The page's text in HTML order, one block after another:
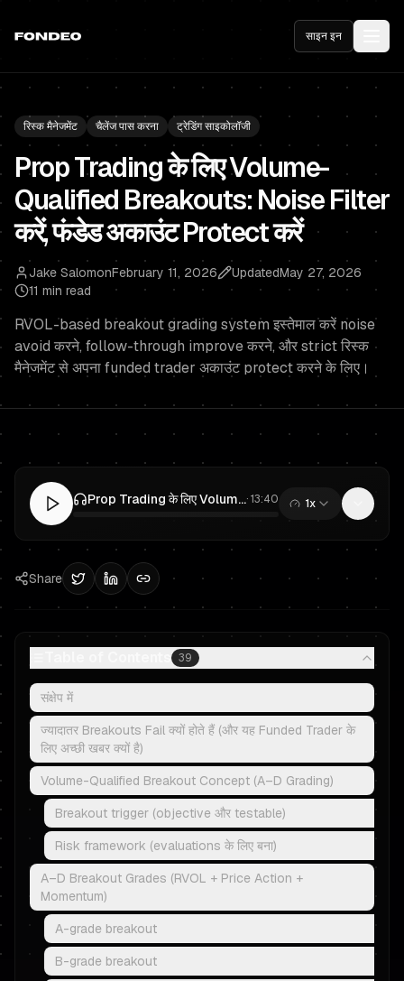
साइन इन
रिस्क मैनेजमेंट चैलेंज पास करना ट्रेडिंग साइकोलॉजी
Prop Trading के लिए Volume-
Qualified Breakouts: Noise Filter
करें, फंडेड अकाउंट Protect करें
Jake SalomonFebruary 11, 2026 UpdatedMay 27, 2026
11 min read
RVOL-based breakout grading system इस्तेमाल करें noise
avoid करने, follow-through improve करने, और strict रिस्क
मैनेजमेंट से अपना funded trader अकाउंट protect करने के लिए।
Prop Trading के लिए Volume-Qualified Breakouts: Noise Filter करें, फंडेड अकाउंट Protect करें·13:40 1x
Share
39
संक्षेप में
ज्यादातर Breakouts Fail क्यों होते हैं (और यह Funded Trader के
लिए अच्छी खबर क्यों है)
Volume-Qualified Breakout Concept (A–D Grading)
Breakout trigger (objective और testable)
Risk framework (evaluations के लिए बना)
A–D Breakout Grades (RVOL + Price Action +
Momentum)
A-grade breakout
B-grade breakout